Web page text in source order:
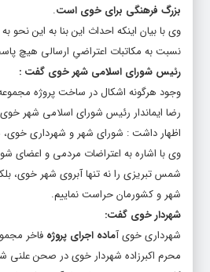
بزرگ فرهنگی برای خوی است.
وی با بیان اینکه احداث این بنا به این نحو به
نسبت به مکاتبات اعتراضیِ ارسالی هیچ
رئیس شورای اسلامی شهر خوی گفت :
وجود هرگونه اشکال در ساخت پروژه
رضا ایماندار رئیس شورای اسلامی شهر
اظهار داشت : شورای شهر و شهرداری
وی با اشاره به اعتراضات مردمی و اعضای
شمس تبریزی را نه تنها آبروی شهر خوی،
شهر و کشورمان حراست نماییم.
شهردار خوی گفت:
شهرداری خوی آماده اجرای پروژه فاخر
محرم اکبرزاده شهردار خوی در صحن علنی